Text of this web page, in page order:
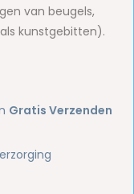
van beugels,
kunstgebitten).
Gratis Verzenden